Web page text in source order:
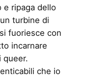
e ripaga dello
turbine di
fuoriesce con
incarnare
queer.
che io